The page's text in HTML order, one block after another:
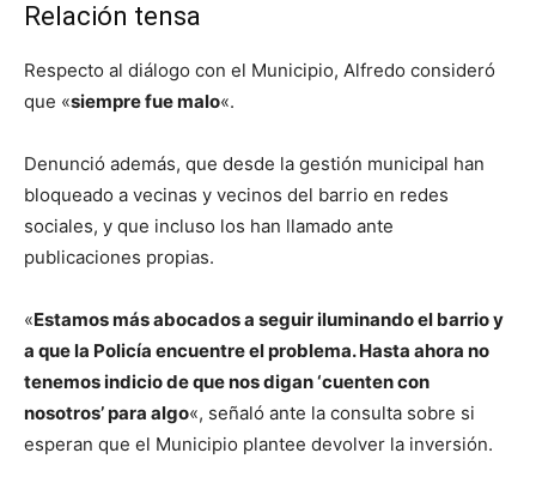
Relación tensa
Respecto al diálogo con el Municipio, Alfredo consideró
que «siempre fue malo«.
Denunció además, que desde la gestión municipal han
bloqueado a vecinas y vecinos del barrio en redes
sociales, y que incluso los han llamado ante
publicaciones propias.
«Estamos más abocados a seguir iluminando el barrio y
a que la Policía encuentre el problema. Hasta ahora no
tenemos indicio de que nos digan ‘cuenten con
nosotros’ para algo«, señaló ante la consulta sobre si
esperan que el Municipio plantee devolver la inversión.